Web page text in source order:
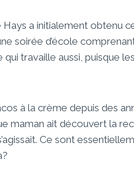
Hays a initialement
soirée d’école
travaille aussi, puisque
à la crème depuis des
maman ait découvert la
Ce sont